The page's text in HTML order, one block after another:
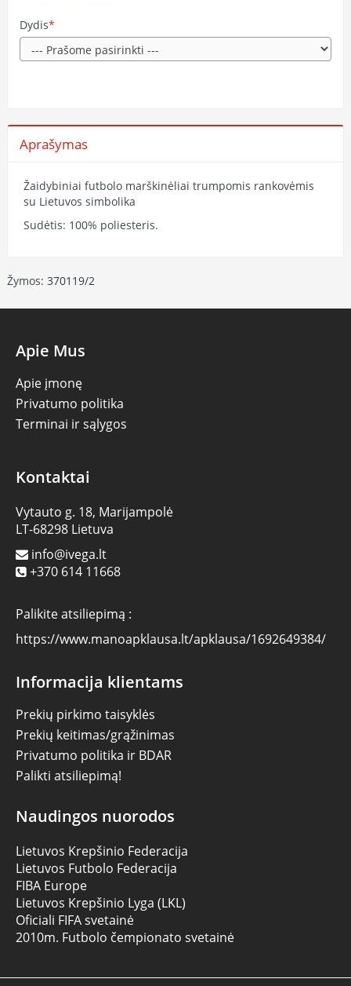
Dydis
Aprašymas
Žaidybiniai futbolo marškinėliai trumpomis rankovėmis
su Lietuvos simbolika
Sudėtis: 100% poliesteris.
Žymos: 370119/2
Apie Mus
Apie įmonę
Privatumo politika
Terminai ir sąlygos
Kontaktai
Vytauto g. 18, Marijampolė
LT-68298 Lietuva
info@ivega.lt
+370 614 11668
Palikite atsiliepimą :
https://www.manoapklausa.lt/apklausa/1692649384/
Informacija klientams
Prekių pirkimo taisyklės
Prekių keitimas/grąžinimas
Privatumo politika ir BDAR
Palikti atsiliepimą!
Naudingos nuorodos
Lietuvos Krepšinio Federacija
Lietuvos Futbolo Federacija
FIBA Europe
Lietuvos Krepšinio Lyga (LKL)
Oficiali FIFA svetainė
2010m. Futbolo čempionato svetainė